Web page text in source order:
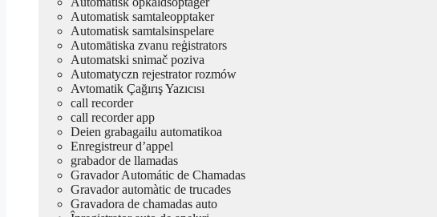
Automatisk samtaleopptaker
Automatisk samtalsinspelare
Automātiska zvanu reģistrators
Automatski snimač poziva
Automatyczn rejestrator rozmów
Avtomatik Çağırış Yazıcısı
call recorder
call recorder app
Deien grabagailu automatikoa
Enregistreur d’appel
grabador de llamadas
Gravador Automátic de Chamadas
Gravador automàtic de trucades
Gravadora de chamadas auto